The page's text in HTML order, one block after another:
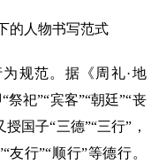
的人物书写范式
规范。据《周礼·地
祀”“宾客”“朝廷”“丧
国子“三德”“三行”，
友行”“顺行”等德行。